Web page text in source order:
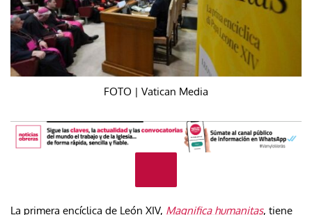
FOTO | Vatican Media
La primera encíclica de León XIV, Magnifica humanitas, tiene